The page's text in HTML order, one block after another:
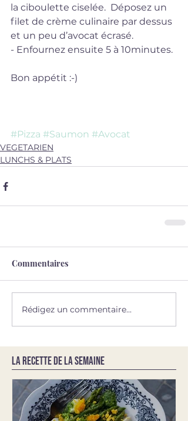
la ciboulette ciselée.  Déposez un
filet de crème culinaire par dessus
et un peu d’avocat écrasé.
- Enfournez ensuite 5 à 10minutes.
Bon appétit :-)
#Pizza #Saumon #Avocat
VEGETARIEN
LUNCHS & PLATS
Commentaires
Rédigez un commentaire...
LA RECETTE DE LA SEMAINE